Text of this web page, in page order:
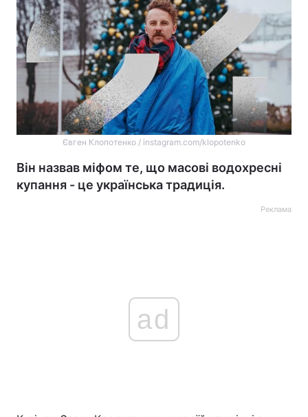
Євген Клопотенко / instagram.com/klopotenko
Він назвав міфом те, що масові водохресні
купання - це українська традиція.
Реклама
ad